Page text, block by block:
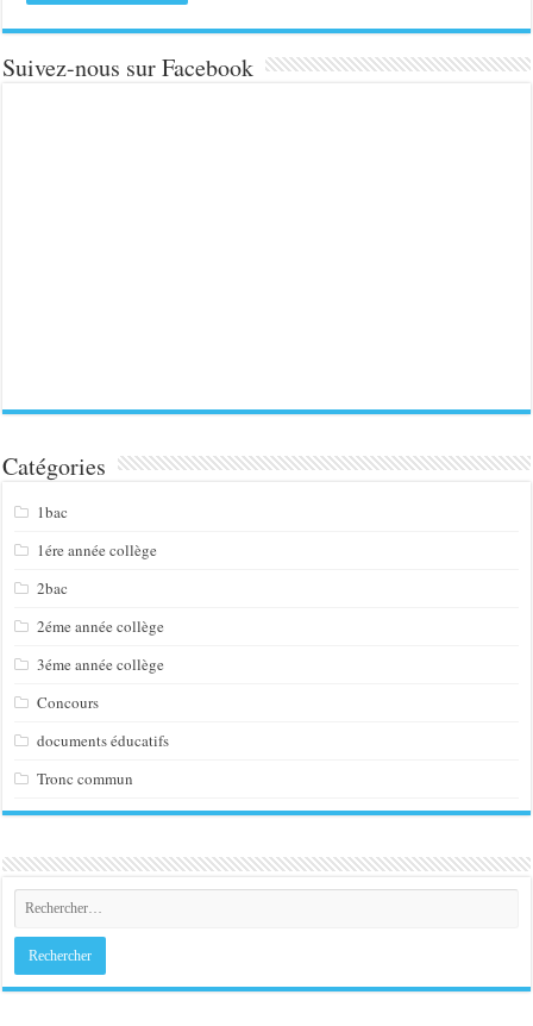
Suivez-nous sur Facebook
Catégories
1bac
1ére année collège
2bac
2éme année collège
3éme année collège
Concours
documents éducatifs
Tronc commun